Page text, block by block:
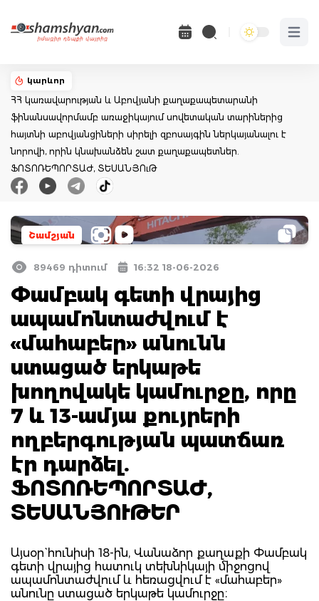
Open
կարևոր
ՀՀ կառավարության և Աբովյանի քաղաքապետարանի
ֆինանսավորմամբ առաջիկայում սովետական տարիներից
հայտնի աբովյանցիների սիրելի զբոսայգին ներկայանալու է
նորովի, որին կնախանձեն շատ քաղաքապետներ.
ՖՈՏՈՌԵՊՈՐՏԱԺ, ՏԵՍԱՆՅՈւԹ
Շամշյան
89469 դիտում 16:32 18-06-2026
Փամբակ գետի վրայից
ապամոնտաժվում է
«մահաբեր» անունն
ստացած երկաթե
խողովակե կամուրջը, որը
7 և 13-ամյա քույրերի
ողբերգության պատճառ
էր դարձել.
ՖՈՏՈՌԵՊՈՐՏԱԺ,
ՏԵՍԱՆՅՈՒԹԵՐ
Այսօր` հունիսի 18-ին, Վանաձոր քաղաքի Փամբակ
գետի վրայից հատուկ տեխնիկայի միջոցով
ապամոնտաժվում և հեռացվում է «մահաբեր»
անունը ստացած երկաթե կամուրջը։